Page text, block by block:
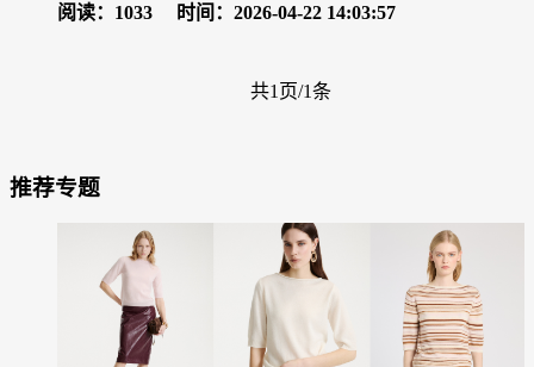
阅读：1033
时间：2026-04-22 14:03:57
共1页/1条
推荐专题